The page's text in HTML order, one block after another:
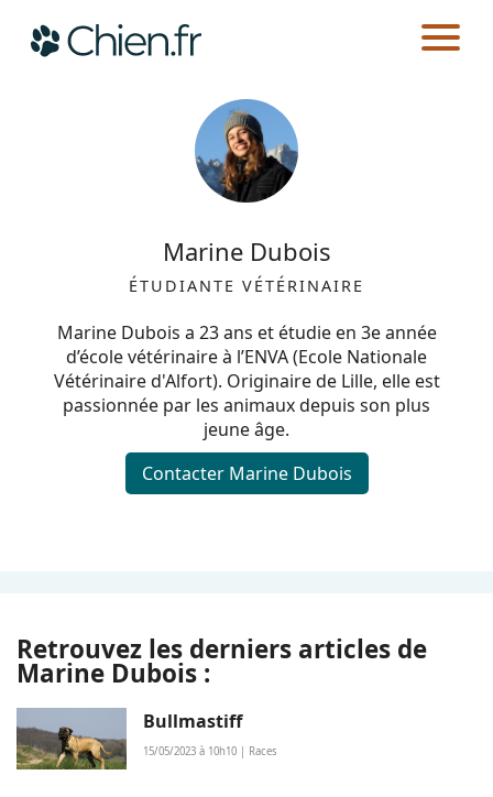
Actualités
Races
Guides
CHIEN.FR AUTEURS
Marine Dubois
ÉTUDIANTE VÉTÉRINAIRE
Marine Dubois a 23 ans et étudie en 3e année
d’école vétérinaire à l’ENVA (Ecole Nationale
Vétérinaire d'Alfort). Originaire de Lille, elle est
passionnée par les animaux depuis son plus
jeune âge.
Contacter Marine Dubois
Retrouvez les derniers articles de
Marine Dubois :
Bullmastiff
15/05/2023 à 10h10 | Races